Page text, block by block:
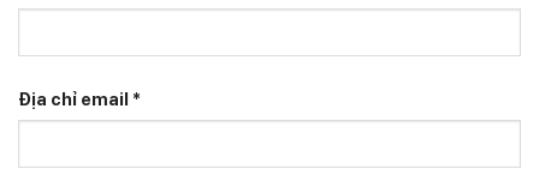
Địa chỉ email *